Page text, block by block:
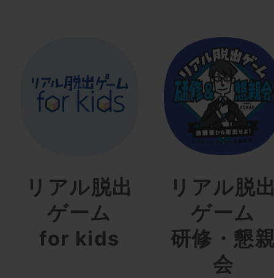
リアル脱出
ゲーム
for kids
リアル脱
ゲーム
研修・懇
会